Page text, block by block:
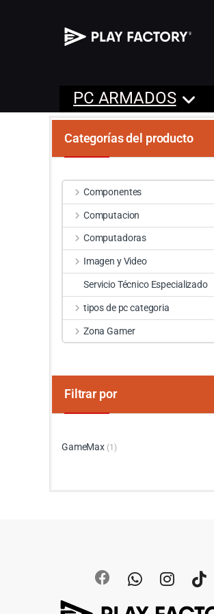
PC ARMADOS
Categorías del producto
Componentes
Computacion
Computadoras
Imagen y Video
Servicio Técnico Especializado
tipos de pc categoria
Zona Gamer
Filtrar por
GameMax (1)